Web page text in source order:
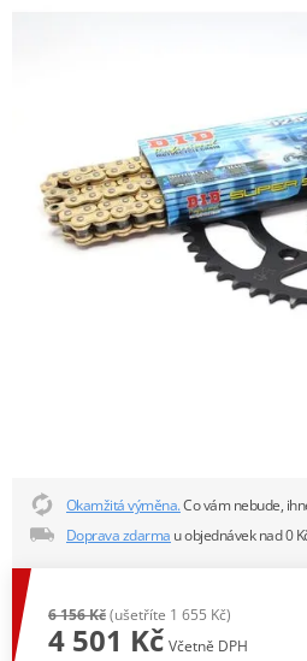
Okamžitá výměna.Co vám nebude,
Doprava zdarma u objednávek nad 0
6 156 Kč(ušetříte 1 655 Kč)
4 501 Kč Včetně DPH